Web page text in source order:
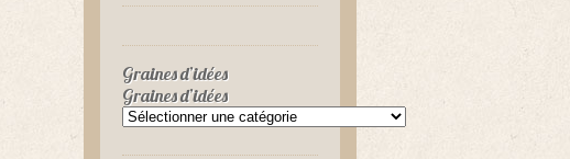
Graines d’idées
Graines d’idées